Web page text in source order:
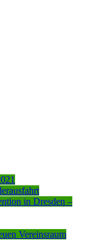
in Dresden –
Vereinsraum